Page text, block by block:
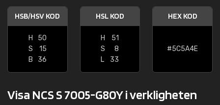
HSB/HSV KOD
H
50
S
15
B
36
HSL KOD
H
51
S
8
L
33
HEX KOD
#5C5A4E
Visa NCS S 7005-G80Y i verkligheten